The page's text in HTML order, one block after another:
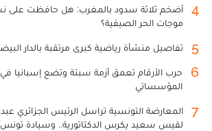
4
أضخم ثلاثة سدود بالمغرب: هل حافظت على
موجات الحر الصيفية؟
5 تفاصيل منشأة رياضية كبرى مرتقبة بالدار
6
حرب الأرقام تعمق أزمة سبتة وتضع إسبانيا
المؤسساتي
7
المعارضة التونسية تراسل الرئيس الجزائري
لقيس سعيد يكرس الدكتاتورية.. وسيادة